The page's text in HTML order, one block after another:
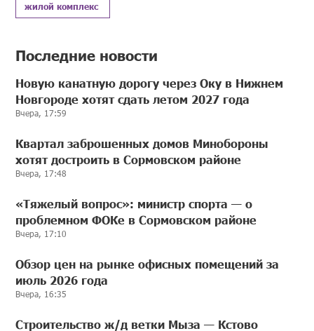
жилой комплекс
Последние новости
Новую канатную дорогу через Оку в Нижнем
Новгороде хотят сдать летом 2027 года
Вчера, 17:59
Квартал заброшенных домов Минобороны
хотят достроить в Сормовском районе
Вчера, 17:48
«Тяжелый вопрос»: министр спорта — о
проблемном ФОКе в Сормовском районе
Вчера, 17:10
Обзор цен на рынке офисных помещений за
июль 2026 года
Вчера, 16:35
Строительство ж/д ветки Мыза — Кстово